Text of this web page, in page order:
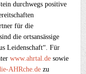
durchwegs positive
für die
die ortsansässige
Leidenschaft“. Für
www.ahrtal.de sowie
AHRche.de zu